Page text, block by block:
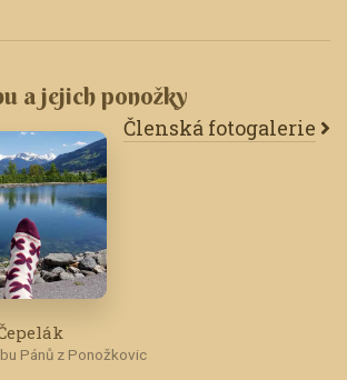
a jejich ponožky
Členská fotogalerie
Pánů z Ponožkovic